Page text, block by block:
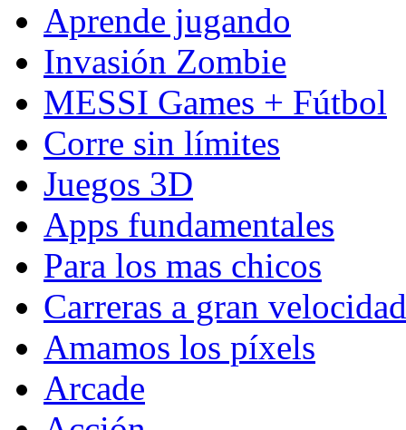
Aprende jugando
Invasión Zombie
MESSI Games + Fútbol
Corre sin límites
Juegos 3D
Apps fundamentales
Para los mas chicos
Carreras a gran velocidad
Amamos los píxels
Arcade